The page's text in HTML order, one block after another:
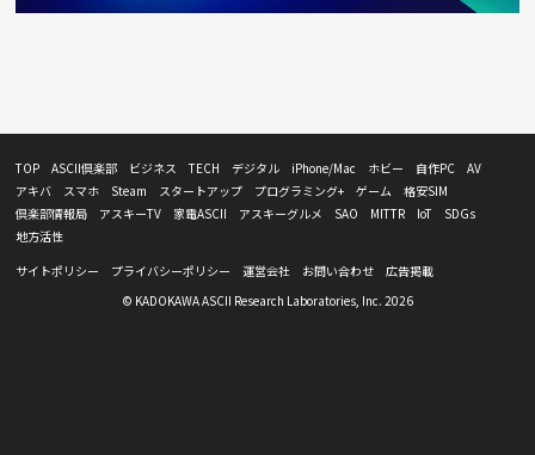
TOP ASCII倶楽部 ビジネス TECH デジタル iPhone/Mac ホビー 自作PC
AV
アキバ
スマホ Steam スタートアップ プログラミング+ ゲーム
格安SIM
倶楽部情報局
アスキーTV 家電ASCII アスキーグルメ SAO MITTR IoT
SDGs
地方活性
サイトポリシー
プライバシーポリシー 運営会社 お問い合わせ
広告掲載
© KADOKAWA ASCII Research Laboratories, Inc. 2026